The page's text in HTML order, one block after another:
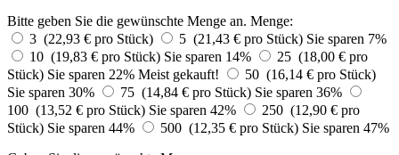
Bitte geben Sie die gewünschte Menge an. Menge:
3 (22,93 € pro Stück)
5 (21,43 € pro Stück) Sie sparen 7%
10 (19,83 € pro Stück) Sie sparen 14%
25 (18,00 € pro
Stück) Sie sparen 22% Meist gekauft!
50 (16,14 € pro Stück)
Sie sparen 30%
75 (14,84 € pro Stück) Sie sparen 36%
100 (13,52 € pro Stück) Sie sparen 42%
250 (12,90 € pro
Stück) Sie sparen 44% 500 (12,35 € pro Stück) Sie sparen 47%